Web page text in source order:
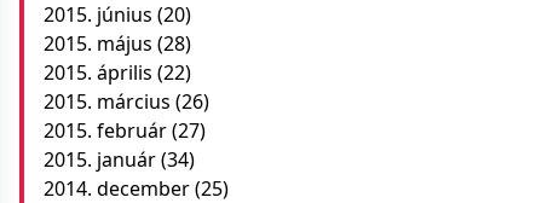
2015. június (20)
2015. május (28)
2015. április (22)
2015. március (26)
2015. február(27)
2015. január(34)
2014. december(25)